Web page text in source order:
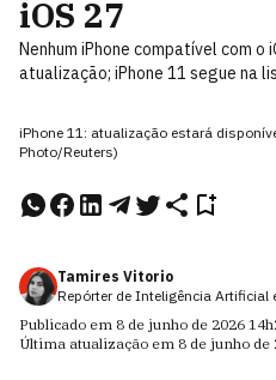
iOS 27
Nenhum iPhone compatível com o
atualização; iPhone 11 segue na
iPhone 11: atualização estará
Photo/Reuters)
Tamires Vitorio
Repórter de Inteligência Artificial
Publicado em 8 de junho de 2026
Última atualização em 8 de junho de